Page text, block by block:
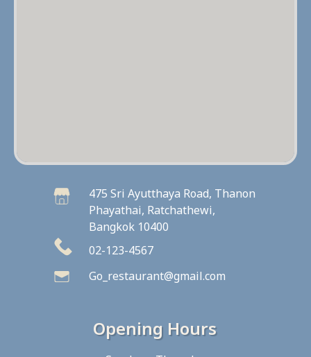
475 Sri Ayutthaya Road, Thanon
Phayathai, Ratchathewi,
Bangkok 10400
02-123-4567
Go_restaurant@gmail.com
Opening Hours